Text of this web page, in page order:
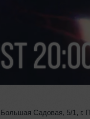
Большая Садовая, 5/1 , г.